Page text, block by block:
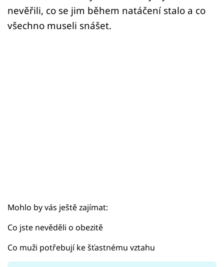
Videa
nevěřili, co se jim během natáčení stalo a co
všechno museli snášet.
Mohlo by vás ještě zajímat:
Co jste nevěděli o obezitě
Co muži potřebují ke šťastnému vztahu